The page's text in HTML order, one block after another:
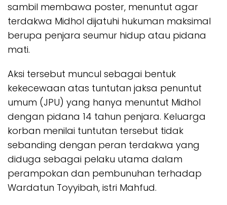
sambil membawa poster, menuntut agar
terdakwa Midhol dijatuhi hukuman maksimal
berupa penjara seumur hidup atau pidana
mati.
Aksi tersebut muncul sebagai bentuk
kekecewaan atas tuntutan jaksa penuntut
umum (JPU) yang hanya menuntut Midhol
dengan pidana 14 tahun penjara. Keluarga
korban menilai tuntutan tersebut tidak
sebanding dengan peran terdakwa yang
diduga sebagai pelaku utama dalam
perampokan dan pembunuhan terhadap
Wardatun Toyyibah, istri Mahfud.